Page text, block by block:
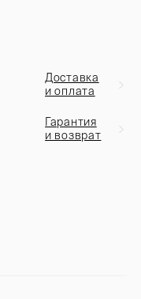
Гарантия
и возврат
Доставка
и оплата